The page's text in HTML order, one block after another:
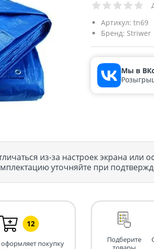
Артикул: tn69
Бренд: Striwer
Мы в
из-за настроек экрана или
уточняйте при
12
оформляет покупку
Подберите